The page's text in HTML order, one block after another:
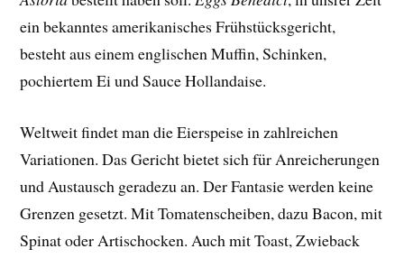
ein bekanntes amerikanisches Frühstücksgericht,
besteht aus einem englischen Muffin, Schinken,
pochiertem Ei und Sauce Hollandaise.
Weltweit findet man die Eierspeise in zahlreichen
Variationen. Das Gericht bietet sich für Anreicherungen
und Austausch geradezu an. Der Fantasie werden keine
Grenzen gesetzt. Mit Tomatenscheiben, dazu Bacon, mit
Spinat oder Artischocken. Auch mit Toast, Zwieback